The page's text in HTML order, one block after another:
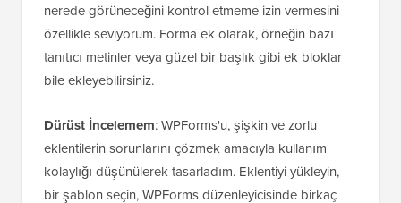
nerede görüneceğini kontrol etmeme izin vermesini
özellikle seviyorum. Forma ek olarak, örneğin bazı
tanıtıcı metinler veya güzel bir başlık gibi ek bloklar
bile ekleyebilirsiniz.
Dürüst İncelemem: WPForms'u, şişkin ve zorlu
eklentilerin sorunlarını çözmek amacıyla kullanım
kolaylığı düşünülerek tasarladım. Eklentiyi yükleyin,
bir şablon seçin, WPForms düzenleyicisinde birkaç